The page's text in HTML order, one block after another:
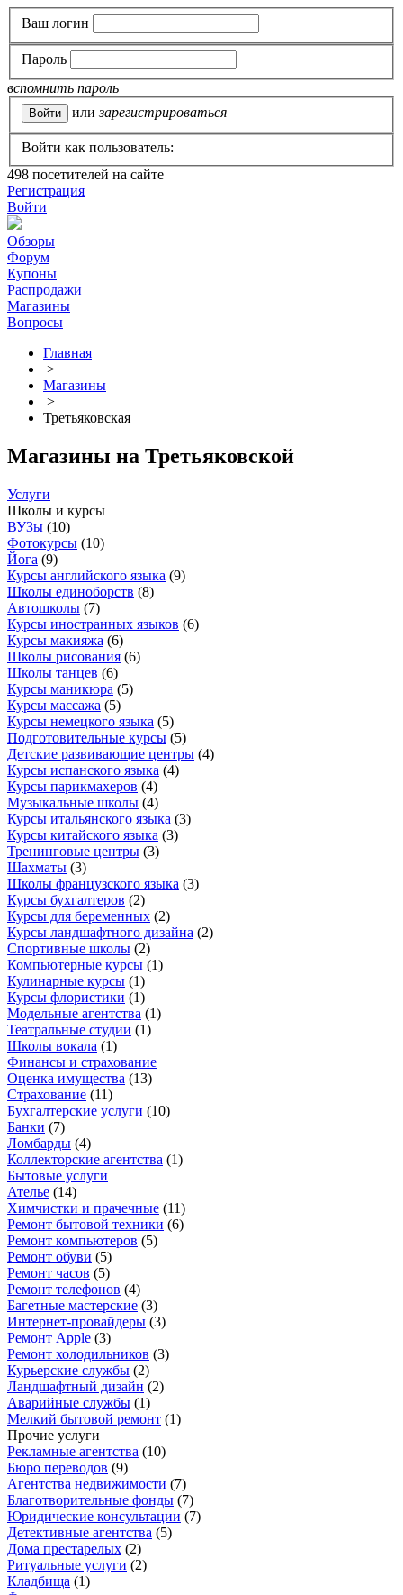
Ваш логин
Пароль
вспомнить пароль
или зарегистрироваться
Войти как пользователь:
498 посетителей на сайте
Регистрация
Войти
Обзоры
Форум
Купоны
Распродажи
Магазины
Вопросы
Главная
>
Магазины
>
Третьяковская
Магазины на Третьяковской
Услуги
Школы и курсы
ВУЗы (10)
Фотокурсы (10)
Йога (9)
Курсы английского языка (9)
Школы единоборств (8)
Автошколы (7)
Курсы иностранных языков (6)
Курсы макияжа (6)
Школы рисования (6)
Школы танцев (6)
Курсы маникюра (5)
Курсы массажа (5)
Курсы немецкого языка (5)
Подготовительные курсы (5)
Детские развивающие центры (4)
Курсы испанского языка (4)
Курсы парикмахеров (4)
Музыкальные школы (4)
Курсы итальянского языка (3)
Курсы китайского языка (3)
Тренинговые центры (3)
Шахматы (3)
Школы французского языка (3)
Курсы бухгалтеров (2)
Курсы для беременных (2)
Курсы ландшафтного дизайна (2)
Спортивные школы (2)
Компьютерные курсы (1)
Кулинарные курсы (1)
Курсы флористики (1)
Модельные агентства (1)
Театральные студии (1)
Школы вокала (1)
Финансы и страхование
Оценка имущества (13)
Страхование (11)
Бухгалтерские услуги (10)
Банки (7)
Ломбарды (4)
Коллекторские агентства (1)
Бытовые услуги
Ателье (14)
Химчистки и прачечные (11)
Ремонт бытовой техники (6)
Ремонт компьютеров (5)
Ремонт обуви (5)
Ремонт часов (5)
Ремонт телефонов (4)
Багетные мастерские (3)
Интернет-провайдеры (3)
Ремонт Apple (3)
Ремонт холодильников (3)
Курьерские службы (2)
Ландшафтный дизайн (2)
Аварийные службы (1)
Мелкий бытовой ремонт (1)
Прочие услуги
Рекламные агентства (10)
Бюро переводов (9)
Агентства недвижимости (7)
Благотворительные фонды (7)
Юридические консультации (7)
Детективные агентства (5)
Дома престарелых (2)
Ритуальные услуги (2)
Кладбища (1)